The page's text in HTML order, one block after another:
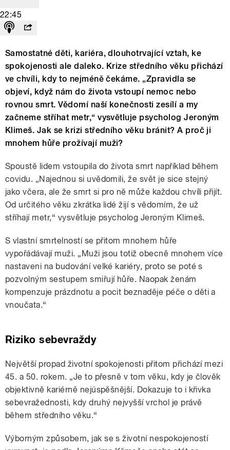
22:45
Samostatné děti, kariéra, dlouhotrvající vztah, ke
spokojenosti ale daleko. Krize středního věku přichází
ve chvíli, kdy to nejméně čekáme. „Zpravidla se
objeví, když nám do života vstoupí nemoc nebo
rovnou smrt. Vědomí naší konečnosti zesílí a my
začneme stříhat metr,“ vysvětluje psycholog Jeroným
Klimeš. Jak se krizi středního věku bránit? A proč ji
mnohem hůře prožívají muži?
Spoustě lidem vstoupila do života smrt například během
covidu. „Najednou si uvědomili, že svět je sice stejný
jako včera, ale že smrt si pro ně může každou chvíli přijít.
Od určitého věku zkrátka lidé žijí s vědomím, že už
stříhají metr,“ vysvětluje psycholog Jeroným Klimeš.
S vlastní smrtelností se přitom mnohem hůře
vypořádávají muži. „Muži jsou totiž obecně mnohem více
nastaveni na budování velké kariéry, proto se poté s
pozvolným sestupem smiřují hůře. Naopak ženám
kompenzuje prázdnotu a pocit beznaděje péče o děti a
vnoučata.“
Riziko sebevraždy
Největší propad životní spokojenosti přitom přichází mezi
45. a 50. rokem. „Je to přesně v tom věku, kdy je člověk
objektivně kariérně nejúspěšnější. Dokazuje to i křivka
sebevražednosti, kdy druhý nejvyšší vrchol je právě
během středního věku.“
Výborným způsobem, jak se s životní nespokojeností